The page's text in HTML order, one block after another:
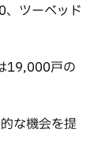
ツーベッド
19,000戸の
な機会を提